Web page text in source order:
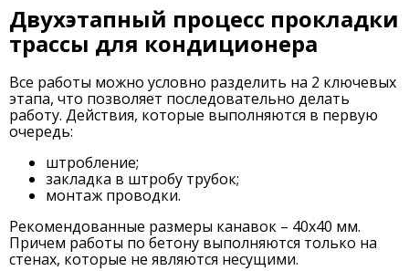
Двухэтапный процесс прокладки
трассы для кондиционера
Все работы можно условно разделить на 2 ключевых
этапа, что позволяет последовательно делать
работу. Действия, которые выполняются в первую
очередь:
штробление;
закладка в штробу трубок;
монтаж проводки.
Рекомендованные размеры канавок – 40х40 мм.
Причем работы по бетону выполняются только на
стенах, которые не являются несущими.